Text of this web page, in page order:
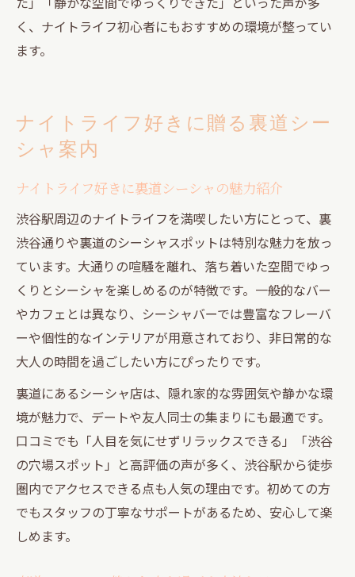
く、ナイトライフ初心者にもおすすめの環境が整ってい
ます。
ナイトライフ好きに贈る裏道シー
シャ案内
ナイトライフ好きに裏道シーシャの魅力紹介
渋谷駅周辺のナイトライフを満喫したい方にとって、裏
渋谷通りや裏道のシーシャスポットは特別な魅力を放っ
ています。大通りの喧騒を離れ、落ち着いた空間でゆっ
くりとシーシャを楽しめるのが特徴です。一般的なバー
やカフェとは異なり、シーシャバーでは豊富なフレーバ
ーや個性的なインテリアが用意されており、非日常的な
大人の時間を過ごしたい方にぴったりです。
裏道にあるシーシャ店は、隠れ家的な雰囲気や静かな環
境が魅力で、デートや友人同士の集まりにも最適です。
口コミでも「人目を気にせずリラックスできる」「渋谷
の穴場スポット」と高評価の声が多く、渋谷駅から徒歩
圏内でアクセスできる点も人気の理由です。初めての方
でもスタッフの丁寧なサポートがあるため、安心して楽
しめます。